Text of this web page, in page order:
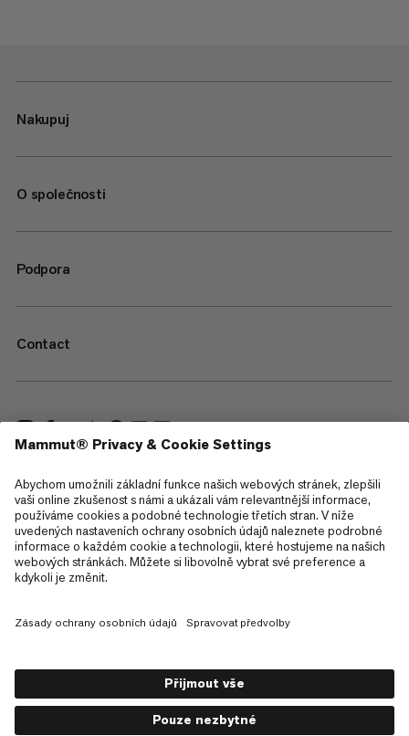
Nakupuj
O společnosti
Podpora
Contact
—
Sitemap
Cookies
Právní upozornění
Zásady ochrany osobních údajů